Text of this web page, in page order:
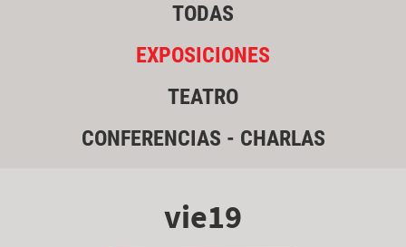
TODAS
EXPOSICIONES
TEATRO
CONFERENCIAS - CHARLAS
vie19